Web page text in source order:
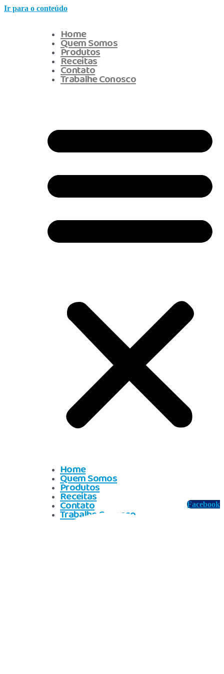
Ir para o conteúdo
Home
Quem Somos
Produtos
Receitas
Contato
Trabalhe Conosco
Home
Quem Somos
Produtos
Receitas
Contato
Trabalhe Conosco
Facebook